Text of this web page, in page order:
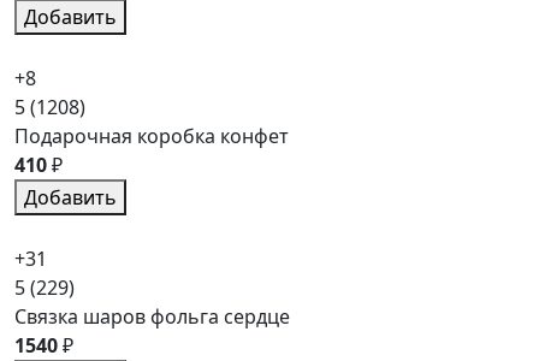
Добавить
+8
5(1208)
Подарочная коробка конфет
410₽
Добавить
+31
5(229)
Связка шаров фольга сердце
1540₽